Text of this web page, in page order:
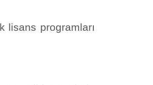
lisans programları